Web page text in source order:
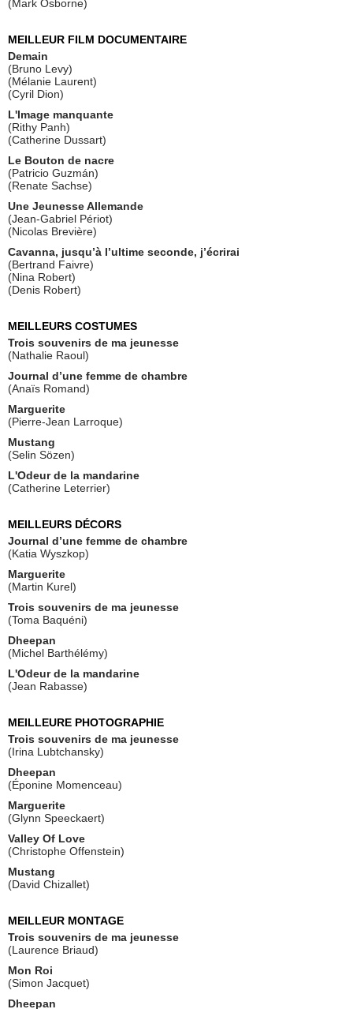
(Mark Osborne)
MEILLEUR FILM DOCUMENTAIRE
Demain
(Bruno Levy)
(Mélanie Laurent)
(Cyril Dion)
L'Image manquante
(Rithy Panh)
(Catherine Dussart)
Le Bouton de nacre
(Patricio Guzmán)
(Renate Sachse)
Une Jeunesse Allemande
(Jean-Gabriel Périot)
(Nicolas Brevière)
Cavanna, jusqu’à l’ultime seconde, j’écrirai
(Bertrand Faivre)
(Nina Robert)
(Denis Robert)
MEILLEURS COSTUMES
Trois souvenirs de ma jeunesse
(Nathalie Raoul)
Journal d’une femme de chambre
(Anaïs Romand)
Marguerite
(Pierre-Jean Larroque)
Mustang
(Selin Sözen)
L'Odeur de la mandarine
(Catherine Leterrier)
MEILLEURS DÉCORS
Journal d’une femme de chambre
(Katia Wyszkop)
Marguerite
(Martin Kurel)
Trois souvenirs de ma jeunesse
(Toma Baquéni)
Dheepan
(Michel Barthélémy)
L'Odeur de la mandarine
(Jean Rabasse)
MEILLEURE PHOTOGRAPHIE
Trois souvenirs de ma jeunesse
(Irina Lubtchansky)
Dheepan
(Éponine Momenceau)
Marguerite
(Glynn Speeckaert)
Valley Of Love
(Christophe Offenstein)
Mustang
(David Chizallet)
MEILLEUR MONTAGE
Trois souvenirs de ma jeunesse
(Laurence Briaud)
Mon Roi
(Simon Jacquet)
Dheepan